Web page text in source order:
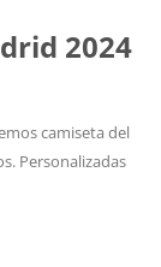
2024
camiseta del
Personalizadas